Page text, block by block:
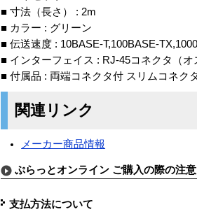
■ 寸法（長さ） : 2m
■ カラー : グリーン
■ 伝送速度 : 10BASE-T,100BASE-
■ インターフェイス : RJ-45コネクタ（オ
■ 付属品 : 両端コネクタ付 スリムコネク
関連リンク
メーカー商品情報
ぷらっとオンライン ご購入の際の注
支払方法について